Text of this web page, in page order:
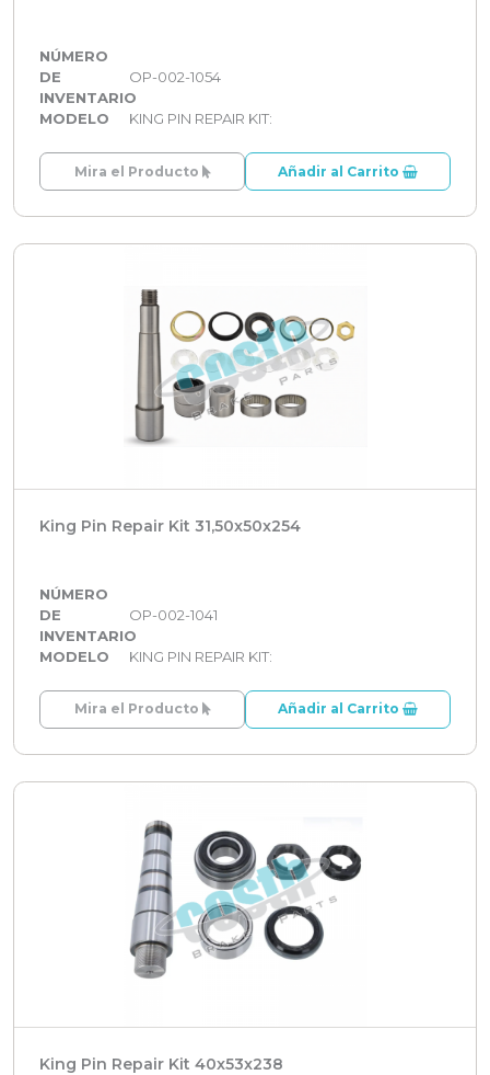
NÚMERO
DE
INVENTARIO
OP-002-1054
MODELO KING PIN REPAIR KIT:
Mira el Producto Añadir al Carrito
King Pin Repair Kit 31,50x50x254
NÚMERO
DE
INVENTARIO
OP-002-1041
MODELO KING PIN REPAIR KIT:
Mira el Producto Añadir al Carrito
King Pin Repair Kit 40x53x238